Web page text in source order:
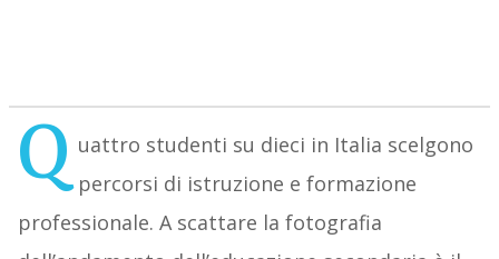
Q uattro studenti su dieci in Italia scelgono
percorsi di istruzione e formazione
professionale. A scattare la fotografia